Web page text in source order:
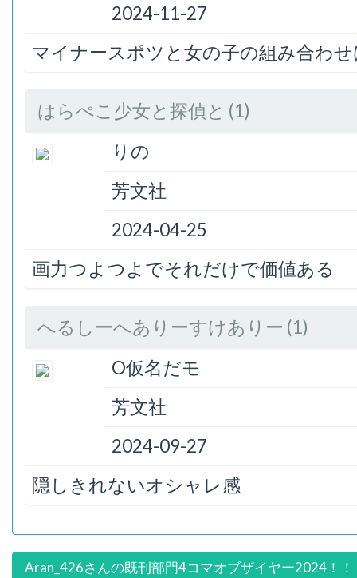
2024-11-27
マイナースポツと女の子の組み合わ
はらぺこ少女と探偵と (1)
りの
芳文社
2024-04-25
画力つよつよでそれだけで価値ある
へるしーへありーすけありー (1)
O仮名だモ
芳文社
2024-09-27
隠しきれないオシャレ感
Aran_426さんの既刊部門4コマオブザイヤー2024！！